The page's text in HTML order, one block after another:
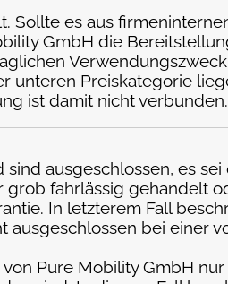
Sollte es aus
GmbH die
unteren Preiskategorie
ist damit nicht verbunden.
ausgeschlossen, es
grob fahrlässig gehandelt
In letzterem Fall
bei einer
Pure Mobility GmbH